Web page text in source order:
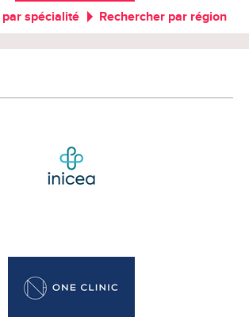
spécialité Rechercher par région